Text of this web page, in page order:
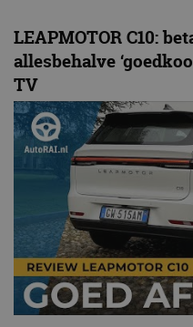
LEAPMOTOR C10:
allesbehalve
TV